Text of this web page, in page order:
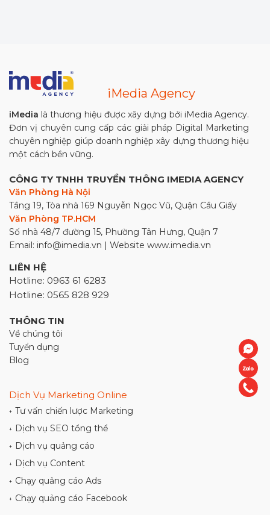
iMedia Agency
iMedia là thương hiệu được xây dựng bởi iMedia Agency.
Đơn vị chuyên cung cấp các giải pháp Digital Marketing
chuyên nghiệp giúp doanh nghiệp xây dựng thương hiệu
một cách bền vững.
CÔNG TY TNHH TRUYỀN THÔNG IMEDIA AGENCY
Văn Phòng Hà Nội
Tầng 19, Tòa nhà 169 Nguyễn Ngọc Vũ, Quận Cầu Giấy
Văn Phòng TP.HCM
Số nhà 48/7 đường 15, Phường Tân Hưng, Quận 7
Email: info@imedia.vn | Website www.imedia.vn
LIÊN HỆ
Hotline: 0963 61 6283
Hotline: 0565 828 929
THÔNG TIN
Về chúng tôi
Tuyển dụng
Blog
Dịch Vụ Marketing Online
+ Tư vấn chiến lược Marketing
+ Dịch vụ SEO tổng thể
+ Dịch vụ quảng cáo
+ Dịch vụ Content
+ Chạy quảng cáo Ads
+ Chạy quảng cáo Facebook